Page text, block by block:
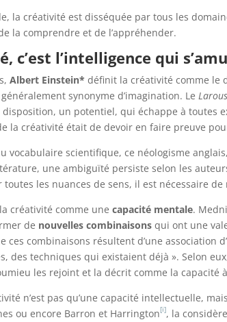
la créativité est disséquée par tous les
la comprendre et de l’appréhender.
c’est l’intelligence qui
Albert Einstein*définit la créativité comme le
synonyme d’imagination. Le
un potentiel, qui échappe à toutes
la créativité était de devoir en faire preuve
vocabulaire scientifique, ce néologisme
une ambiguïté persiste selon les
toutes les nuances de sens, il est nécessaire
créativité comme unecapacité mentale.
de nouvelles combinaisons qui ont une
ces combinaisons résultent d’une association
des techniques qui existaient déjà ». Selon
les rejoint et la décrit comme la
n’est pas qu’une capacité intellectuelle,
ou encore Barron et Harrington[i], la